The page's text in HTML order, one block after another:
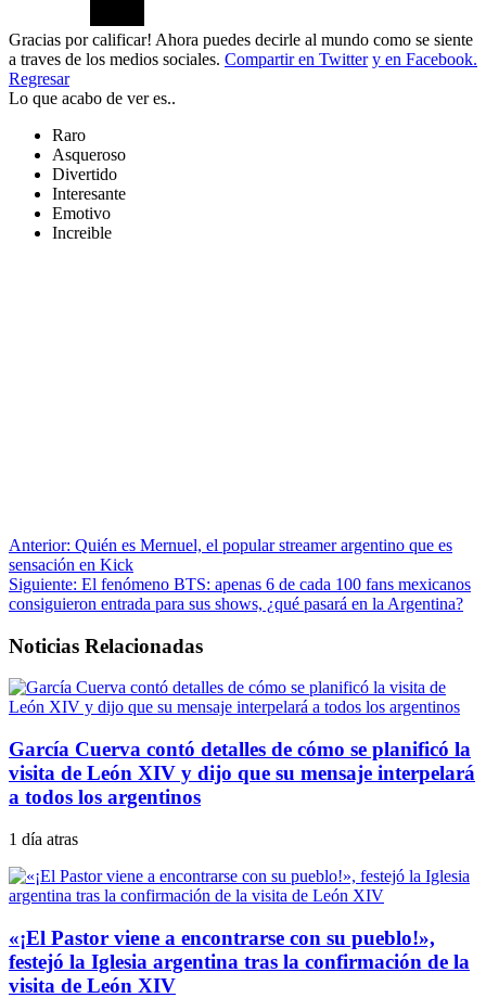
Gracias por calificar! Ahora puedes decirle al mundo como se siente
a traves de los medios sociales. Compartir en Twitter y en Facebook.
Regresar
Lo que acabo de ver es..
Raro
Asqueroso
Divertido
Interesante
Emotivo
Increible
Anterior: Quién es Mernuel, el popular streamer argentino que es
sensación en Kick
Siguiente: El fenómeno BTS: apenas 6 de cada 100 fans mexicanos
consiguieron entrada para sus shows, ¿qué pasará en la Argentina?
Noticias Relacionadas
García Cuerva contó detalles de cómo se planificó la
visita de León XIV y dijo que su mensaje interpelará
a todos los argentinos
1 día atras
«¡El Pastor viene a encontrarse con su pueblo!»,
festejó la Iglesia argentina tras la confirmación de la
visita de León XIV